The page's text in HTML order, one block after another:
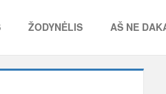
ŽODYNĖLIS AŠ NE